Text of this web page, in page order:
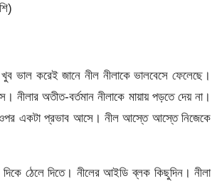
ভাল করেই জানে নীল নীলাকে ভালবেসে ফেলেছে।
নীলার অতীত-বর্তমান নীলাকে মায়ায় পড়তে দেয় না।
ওপর একটা প্রভাব আসে। নীল আস্তে আস্তে নিজেকে
দিকে ঠেলে দিতে। নীলের আইডি ব্লক কিছুদিন। নীলা